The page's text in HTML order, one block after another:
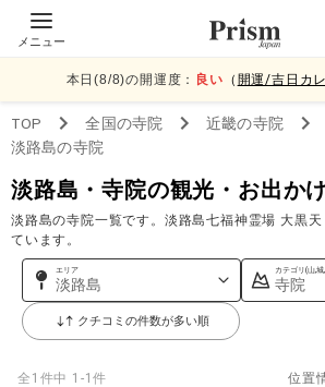
メニュー
本日(8/8)の開運度： 良い （ 開運/吉日カ
TOP 全国の寺院 近畿の寺院
淡路島の寺院
淡路島・寺院の観光・お出か
淡路島の寺院一覧です。淡路島七福神霊場 大黒
ています。
エリア
淡路島
カテゴリ(山,
寺院
クチコミの件数が多い順
全 1 件中 1-1件 位置